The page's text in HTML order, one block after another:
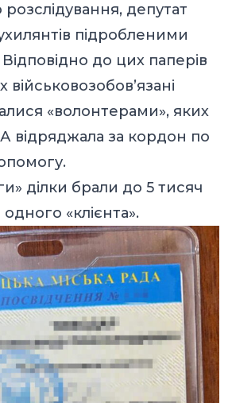
депутат
підробленими
до цих паперів
військовозобов’язані
«волонтерами», яких
відряджала за кордон по
ділки брали до 5 тисяч
«клієнта».